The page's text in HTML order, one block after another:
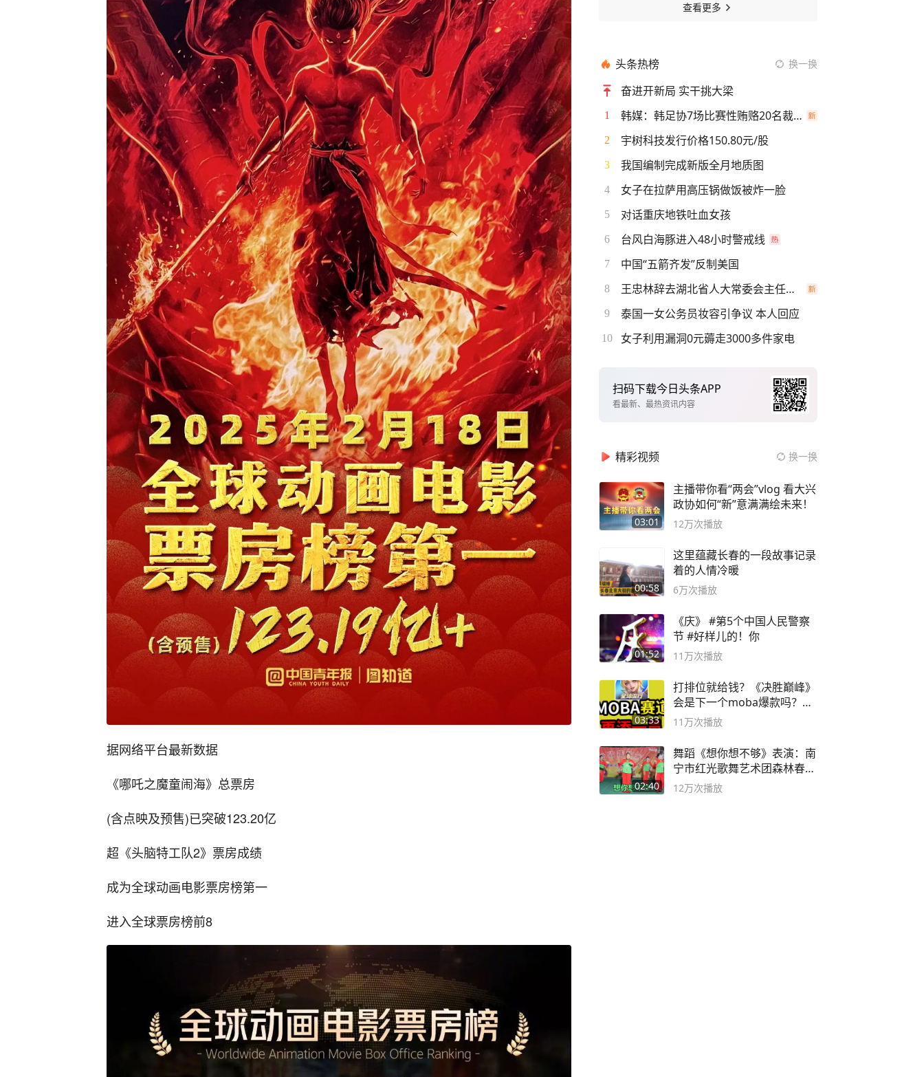
据网络平台最新数据
《哪吒之魔童闹海》总票房
(含点映及预售)已突破123.20亿
超《头脑特工队2》票房成绩
成为全球动画电影票房榜第一
进入全球票房榜前8
查看更多
头条热榜 换一换
奋进开新局 实干挑大梁
1 韩媒：韩足协7场比赛性贿赂20名裁判
2 宇树科技发行价格150.80元/股
3 我国编制完成新版全月地质图
4 女子在拉萨用高压锅做饭被炸一脸
5 对话重庆地铁吐血女孩
6 台风白海豚进入48小时警戒线
7 中国“五箭齐发”反制美国
8 王忠林辞去湖北省人大常委会主任职务
9 泰国一女公务员妆容引争议 本人回应
10 女子利用漏洞0元薅走3000多件家电
扫码下载今日头条APP
看最新、最热资讯内容
精彩视频 换一换
03:01
主播带你看“两会”vlog 看大兴
政协如何“新”意满满绘未来！
12万次播放
00:58
这里蕴藏长春的一段故事记录
着的人情冷暖
6万次播放
01:52
《庆》 #第5个中国人民警察
节 #好样儿的！你
11万次播放
03:33
打排位就给钱？《决胜巅峰》
会是下一个moba爆款吗？#
决胜巅峰
11万次播放
02:40
舞蹈《想你想不够》表演：南
宁市红光歌舞艺术团森林春红
舞蹈队。
12万次播放